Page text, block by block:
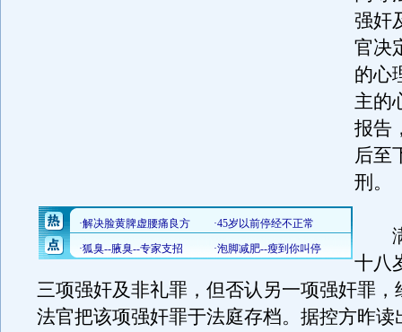
强奸
官决
的心
主的
报告
后至
刑。
满
十八
三项强奸及非礼罪，但否认另一项强奸罪，
法官把该项强奸罪于法庭存档。据控方昨读